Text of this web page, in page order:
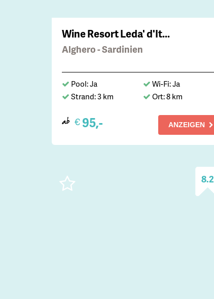
Wine Resort Leda' d'It...
Alghero - Sardinien
Pool: Ja
Wi-Fi: Ja
Strand: 3 km
Ort: 8 km
ab € 95,- ANZEIGEN
8.2